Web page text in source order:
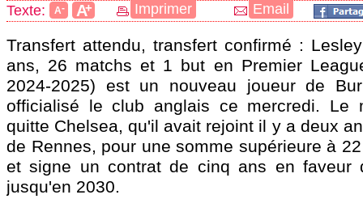
Texte: A- A+ Imprimer Email
Transfert attendu, transfert confirmé :
ans, 26 matchs et 1 but en Premier
2024-2025) est un nouveau joueur de
officialisé le club anglais ce mercredi. Le
quitte Chelsea, qu'il avait rejoint il y a deux
de Rennes, pour une somme supérieure à
et signe un contrat de cinq ans en faveur
jusqu'en 2030.